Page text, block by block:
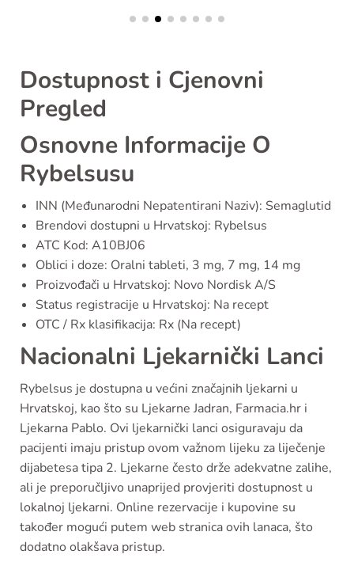
Dostupnost i Cjenovni
Pregled
Osnovne Informacije O
Rybelsusu
INN (Međunarodni Nepatentirani Naziv): Semaglutid
Brendovi dostupni u Hrvatskoj: Rybelsus
ATC Kod: A10BJ06
Oblici i doze: Oralni tableti, 3 mg, 7 mg, 14 mg
Proizvođači u Hrvatskoj: Novo Nordisk A/S
Status registracije u Hrvatskoj: Na recept
OTC / Rx klasifikacija: Rx (Na recept)
Nacionalni Ljekarnički Lanci
Rybelsus je dostupna u većini značajnih ljekarni u
Hrvatskoj, kao što su Ljekarne Jadran, Farmacia.hr i
Ljekarna Pablo. Ovi ljekarnički lanci osiguravaju da
pacijenti imaju pristup ovom važnom lijeku za liječenje
dijabetesa tipa 2. Ljekarne često drže adekvatne zalihe,
ali je preporučljivo unaprijed provjeriti dostupnost u
lokalnoj ljekarni. Online rezervacije i kupovine su
također mogući putem web stranica ovih lanaca, što
dodatno olakšava pristup.